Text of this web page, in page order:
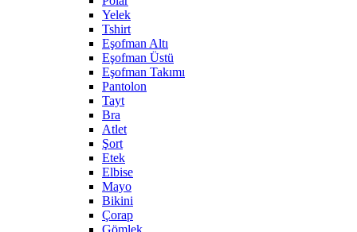
Yelek
Tshirt
Eşofman Altı
Eşofman Üstü
Eşofman Takımı
Pantolon
Tayt
Bra
Atlet
Şort
Etek
Elbise
Mayo
Bikini
Çorap
Gömlek